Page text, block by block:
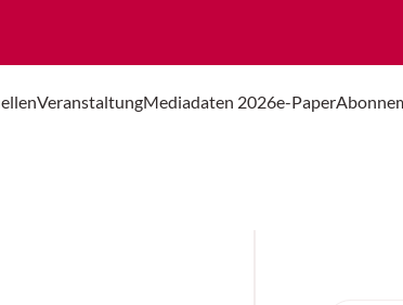
VeranstaltungMediadaten 2026e-Paper